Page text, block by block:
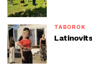
TÁBOROK